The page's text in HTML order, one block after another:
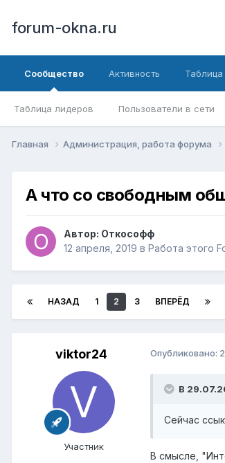
forum-okna.ru
Сообщество
Таблица лидеров Пользователи в сети
Активность
Главная Администрация, работа форума
А что со свободным
Автор: Откософф
12 апреля, 2019 в Работа этого
НАЗАД 1 2 3 ВПЕРЁД
viktor24
Участник
Опубликовано:
В
Сейчас
В смысле,